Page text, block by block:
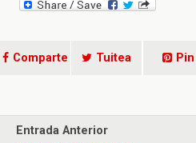
Comparte Tuitea Pin
Entrada Anterior